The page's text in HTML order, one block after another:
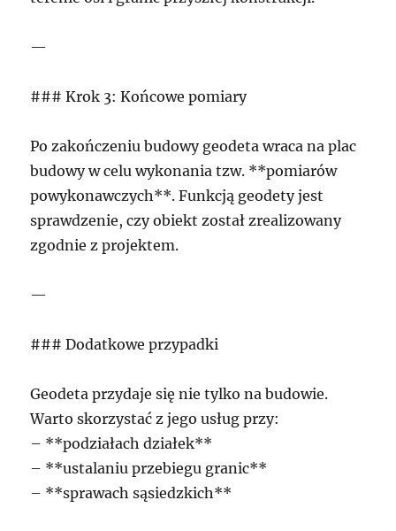
—
### Krok 3: Końcowe pomiary
Po zakończeniu budowy geodeta wraca na plac
budowy w celu wykonania tzw. **pomiarów
powykonawczych**. Funkcją geodety jest
sprawdzenie, czy obiekt został zrealizowany
zgodnie z projektem.
—
### Dodatkowe przypadki
Geodeta przydaje się nie tylko na budowie.
Warto skorzystać z jego usług przy:
– **podziałach działek**
– **ustalaniu przebiegu granic**
– **sprawach sąsiedzkich**